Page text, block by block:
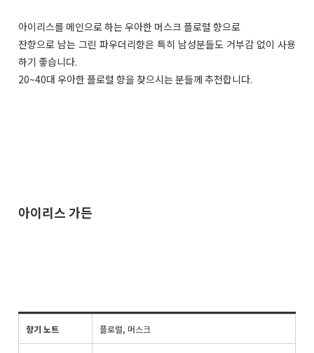
아이리스를 메인으로 하는 우아한 머스크 플로럴 향으로
잔향으로 남는 그린 파우더리향은 특히 남성분들도 거부감 없이 사용
하기 좋습니다.
20~40대 우아한 플로럴 향을 찾으시는 분들께 추천합니다.
아이리스 가든
향기 노트 플로럴, 머스크